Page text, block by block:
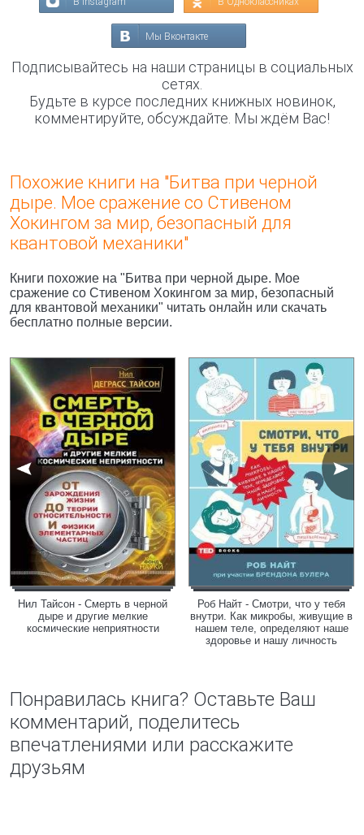
Мы Вконтакте
Подписывайтесь на наши страницы в социальных
сетях.
Будьте в курсе последних книжных новинок,
комментируйте, обсуждайте. Мы ждём Вас!
Похожие книги на "Битва при черной
дыре. Мое сражение со Стивеном
Хокингом за мир, безопасный для
квантовой механики"
Книги похожие на "Битва при черной дыре. Мое
сражение со Стивеном Хокингом за мир, безопасный
для квантовой механики" читать онлайн или скачать
бесплатно полные версии.
Нил Тайсон - Смерть в черной
дыре и другие мелкие
космические неприятности
Роб Найт - Смотри, что у тебя
внутри. Как микробы, живущие в
нашем теле, определяют наше
здоровье и нашу личность
Понравилась книга? Оставьте Ваш
комментарий, поделитесь
впечатлениями или расскажите
друзьям